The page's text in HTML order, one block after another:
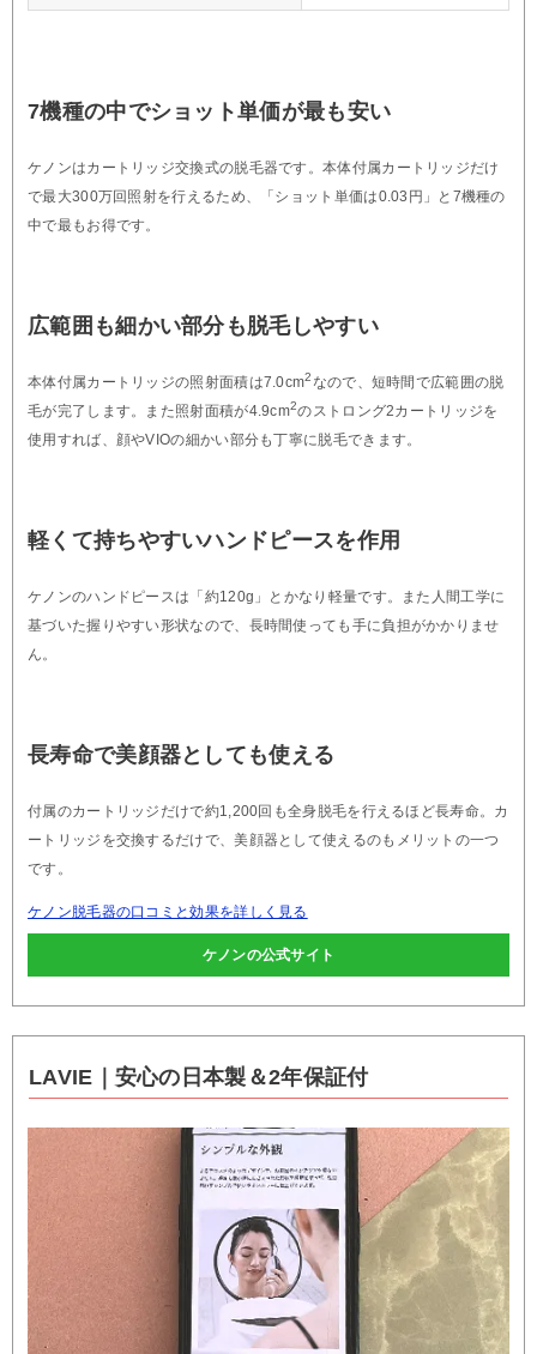
7機種の中でショット単価が最も安い
ケノンはカートリッジ交換式の脱毛器です。本体付属カートリッジだけ
で最大300万回照射を行えるため、「ショット単価は0.03円」と7機種の
中で最もお得です。
広範囲も細かい部分も脱毛しやすい
本体付属カートリッジの照射面積は7.0cm2 なので、短時間で広範囲の脱
毛が完了します。また照射面積が4.9cm2のストロング2カートリッジを
使用すれば、顔やVIOの細かい部分も丁寧に脱毛できます。
軽くて持ちやすいハンドピースを作用
ケノンのハンドピースは「約120g」とかなり軽量です。また人間工学に
基づいた握りやすい形状なので、長時間使っても手に負担がかかりませ
ん。
長寿命で美顔器としても使える
付属のカートリッジだけで約1,200回も全身脱毛を行えるほど長寿命。カ
ートリッジを交換するだけで、美顔器として使えるのもメリットの一つ
です。
ケノン脱毛器の口コミと効果を詳しく見る
ケノンの公式サイト
LAVIE｜安心の日本製＆2年保証付